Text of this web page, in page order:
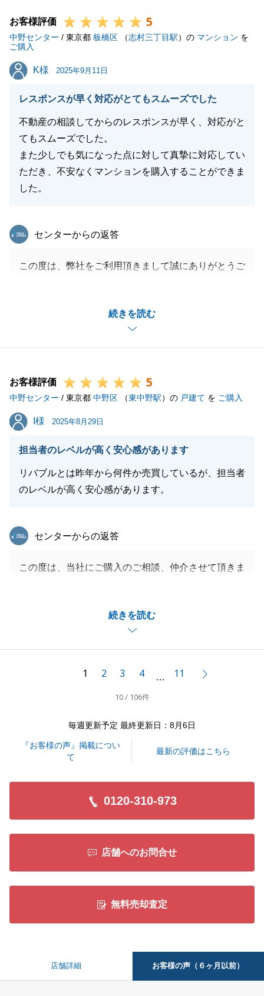
本当にありがとうございました。
こちらでお手続きは完了となり、やり取り自体も少な
くなりますが、不動産に関して何かお困り事等がござ
いましたら、
だけると大変嬉しく思います。
今後とも、何卒よろしくお願い申し上げます。
閉じる
お客様評価 5
中野センター / 東京都 板橋区 （志村三丁目駅）の マンション を
ご購入
K様
K様 2025年9月11日
レスポンスが早く対応がとてもスムーズでした
不動産の相談してからのレスポンスが早く、対応がと
てもスムーズでした。
また少しでも気になった点に対して真摯に対応してい
ただき、不安なくマンションを購入することができま
した。
続きを読む
東急リバブル
センターからの返答
この度は、弊社をご利用頂きまして誠にありがとうご
お取引が終えることができたのも、Ｋ様のご協力があ
ったからです。誠にありがとうございました。
新居でのお住まいはいかがでしょうか。何か気になる
せ。
また、お近くの方で同じように物件を探されている方
がいらっしゃればお声がけ頂けますと幸いです。
今後とも東急リバブルをご愛顧のほどよろしくお願い
致します。
お客様評価 5
中野センター / 東京都 中野区 （東中野駅）の 戸建て を ご購入
I様
I様 2025年8月29日
担当者のレベルが高く安心感があります
リバブルとは昨年から何件か売買しているが、担当者
のレベルが高く安心感があります。
続きを読む
東急リバブル
センターからの返答
この度は、当社にご購入のご相談、仲介させて頂きま
き、本当に感謝しております。
I様のお役に立てること、お喜び頂けることが何より
も嬉しく、やりがいに繋がっておりました。
I様ご家族のご多幸を心よりお祈り申し上げます。
1 2 3 4 … 11
10 / 106件
毎週更新予定 最終更新日：8月6日
『お客様の声』掲載につい
て
最新の評価はこちら
0120-310-973
店舗へのお問合せ
無料売却査定
店舗詳細 お客様の声（６ヶ月以前）